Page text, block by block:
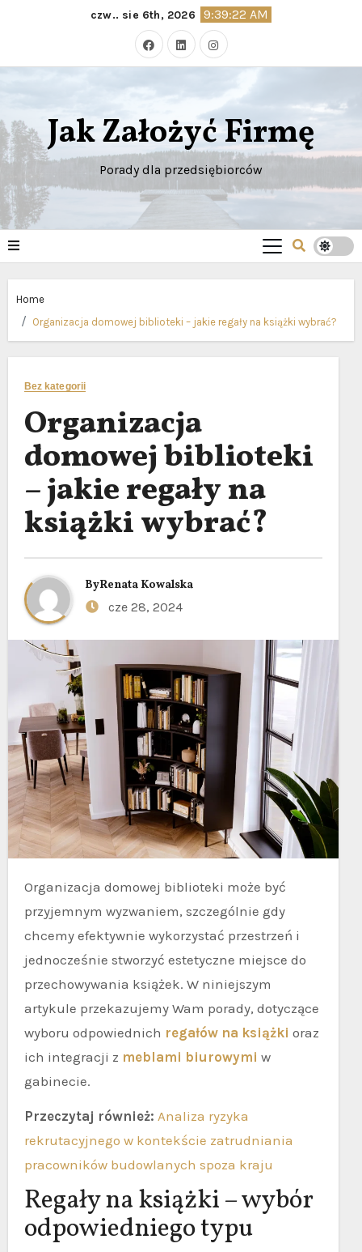
czw.. sie 6th, 2026 9:39:24 AM
Jak Założyć Firmę
Porady dla przedsiębiorców
Home
Organizacja domowej biblioteki – jakie regały na książki wybrać?
Bez kategorii
Organizacja
domowej biblioteki
– jakie regały na
książki wybrać?
ByRenata Kowalska
cze 28, 2024
Organizacja domowej biblioteki może być
przyjemnym wyzwaniem, szczególnie gdy
chcemy efektywnie wykorzystać przestrzeń i
jednocześnie stworzyć estetyczne miejsce do
przechowywania książek. W niniejszym
artykule przekazujemy Wam porady, dotyczące
wyboru odpowiednich regałów na książki oraz
ich integracji z meblami biurowymi w
gabinecie.
Przeczytaj również: Analiza ryzyka
rekrutacyjnego w kontekście zatrudniania
pracowników budowlanych spoza kraju
Regały na książki – wybór
odpowiedniego typu